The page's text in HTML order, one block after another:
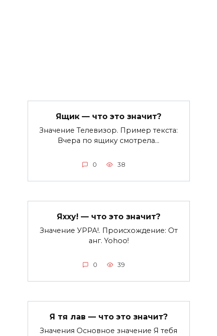
Ящик — что это значит?
Значение Телевизор. Пример текста:
Вчера по ящику смотрела…
0 38
Яхху! — что это значит?
Значение УРРА!. Происхождение: От
анг. Yohoo!
0 39
Я тя лав — что это значит?
Значения Основное значение Я тебя